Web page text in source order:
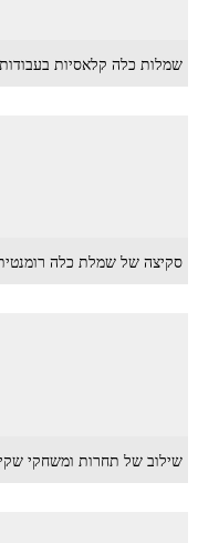
שמלות כלה קלאסיות בעבודות
סקיצה של שמלת כלה רומנטית
שילוב של תחרות ומשחקי